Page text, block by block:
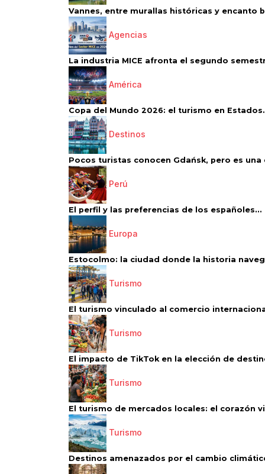
Vannes, entre murallas históricas y encanto
Agencias
La industria MICE afronta el segundo
América
Copa del Mundo 2026: el turismo en
Destinos
Pocos turistas conocen Gdańsk, pero es una
Perú
El perfil y las preferencias de los españoles...
Europa
Estocolmo: la ciudad donde la historia
Turismo
El turismo vinculado al comercio
Turismo
El impacto de TikTok en la elección de
Turismo
El turismo de mercados locales: el corazón
Turismo
Destinos amenazados por el cambio